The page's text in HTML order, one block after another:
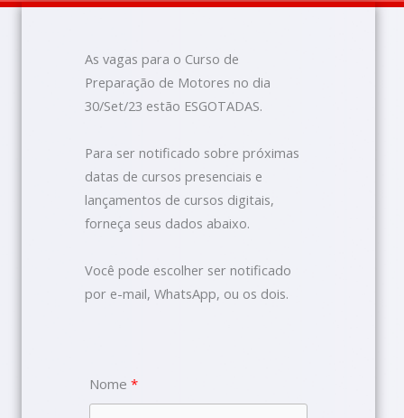
As vagas para o Curso de
Preparação de Motores no dia
30/Set/23 estão ESGOTADAS.
Para ser notificado sobre próximas
datas de cursos presenciais e
lançamentos de cursos digitais,
forneça seus dados abaixo.
Você pode escolher ser notificado
por e-mail, WhatsApp, ou os dois.
Nome